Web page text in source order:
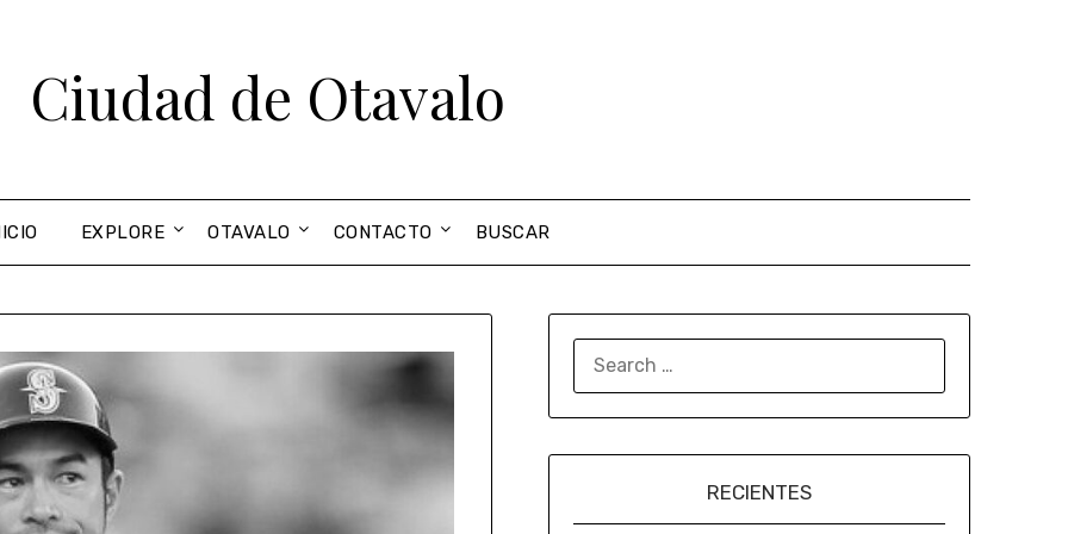
Ciudad de Otavalo
EXPLORE OTAVALO CONTACTO BUSCAR
RECIENTES